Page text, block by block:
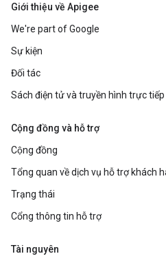
Giới thiệu về Apigee
We're part of Google
Sự kiện
Đối tác
Sách điện tử và truyền hình trực
Cộng đồng và hỗ trợ
Cộng đồng
Tổng quan về dịch vụ hỗ trợ khách
Trạng thái
Cổng thông tin hỗ trợ
Tài nguyên